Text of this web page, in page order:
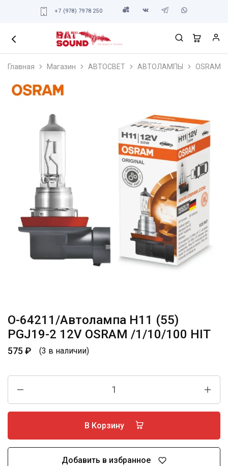
+7 (978) 7978 250
Главная Магазин АВТОСВЕТ АВТОЛАМПЫ OSRAM
O-64211/Автолампа H11 (55)
PGJ19-2 12V OSRAM /1/10/100 HIT
575₽ (3 в наличии)
В Корзину
Добавить в избранное